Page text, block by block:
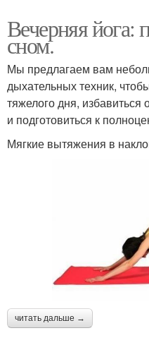
Вечерняя йога:
сном.
Мы предлагаем вам
дыхательных техник,
тяжелого дня,
и подготовиться к
Мягкие вытяжения в
читать дальше →